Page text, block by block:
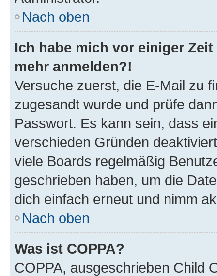
Nach oben
Ich habe mich vor einiger
mehr anmelden?!
Versuche zuerst, die E-Mail zu
zugesandt wurde und prüfe
Passwort. Es kann sein, dass
verschieden Gründen
viele Boards regelmäßig
geschrieben haben, um die
dich einfach erneut und nimm
Nach oben
Was ist COPPA?
COPPA, ausgeschrieben Child